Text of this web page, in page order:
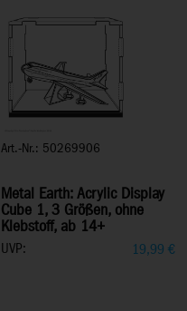
Art.-Nr.: 50269906
Metal Earth: Acrylic Display
Cube 1, 3 Größen, ohne
Klebstoff, ab 14+
UVP: 19,99 €